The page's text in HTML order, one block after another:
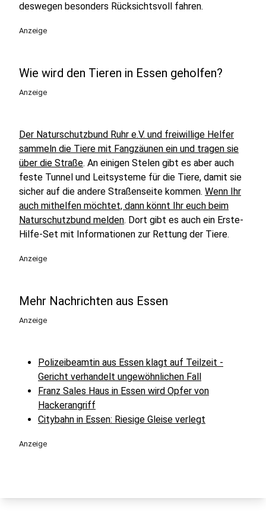
deswegen besonders Rücksichtsvoll fahren.
Anzeige
Wie wird den Tieren in Essen geholfen?
Anzeige
Der Naturschutzbund Ruhr e.V. und freiwillige Helfer
sammeln die Tiere mit Fangzäunen ein und tragen sie
über die Straße. An einigen Stelen gibt es aber auch
feste Tunnel und Leitsysteme für die Tiere, damit sie
sicher auf die andere Straßenseite kommen. Wenn Ihr
auch mithelfen möchtet, dann könnt Ihr euch beim
Naturschutzbund melden. Dort gibt es auch ein Erste-
Hilfe-Set mit Informationen zur Rettung der Tiere.
Anzeige
Mehr Nachrichten aus Essen
Anzeige
Polizeibeamtin aus Essen klagt auf Teilzeit -
Gericht verhandelt ungewöhnlichen Fall
Franz Sales Haus in Essen wird Opfer von
Hackerangriff
Citybahn in Essen: Riesige Gleise verlegt
Anzeige